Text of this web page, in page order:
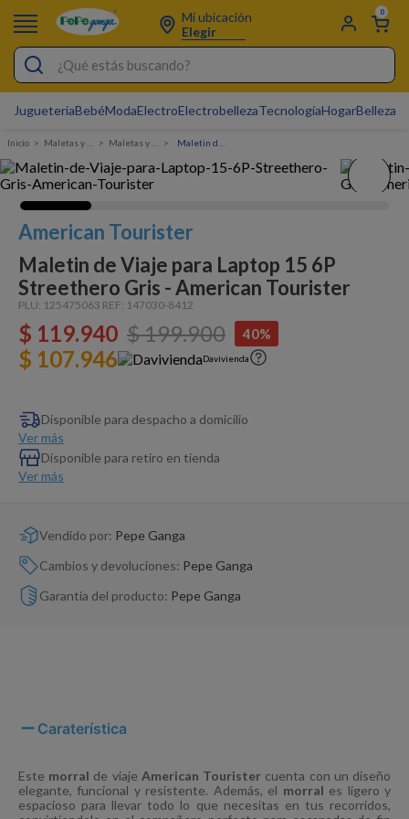
Mi ubicación
Elegir
0
¿Qué estás buscando?
JugueteriaBebéModaElectroElectrobellezaTecnologíaHogarBelleza
Maletas y Morrales Maletas y Mochilas
American Tourister
Maletin de Viaje para Laptop 15 6P
Streethero Gris - American Tourister
PLU: 125475063 REF: 147030-8412
$ 119.940 $199.900 40%
$ 107.946 Davivienda
Disponible para despacho a domicilio
Ver más
Disponible para retiro en tienda
Ver más
Vendido por: Pepe Ganga
Cambios y devoluciones: Pepe Ganga
Garantía del producto: Pepe Ganga
Caraterística
Este morral de viaje American Tourister cuenta con un diseño
elegante, funcional y resistente. Además, el morral es ligero y
espacioso para llevar todo lo que necesitas en tus recorridos,
Pijamas
Electro
Figuras Toy Story
Carters
Silla Mecedora Bebé
Cuna Colecho
Dinosaurio Juguete